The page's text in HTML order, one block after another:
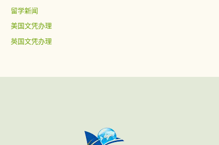
留学新闻
美国文凭办理
英国文凭办理